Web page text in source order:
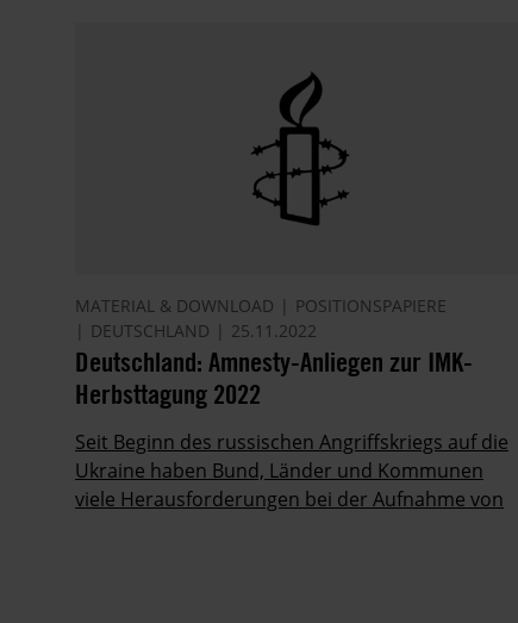
MATERIAL & DOWNLOAD
POSITIONSPAPIERE
DEUTSCHLAND
25.11.2022
Deutschland: Amnesty-Anliegen zur IMK-
Herbsttagung 2022
Seit Beginn des russischen Angriffskriegs auf die
Ukraine haben Bund, Länder und Kommunen
viele Herausforderungen bei der Aufnahme von